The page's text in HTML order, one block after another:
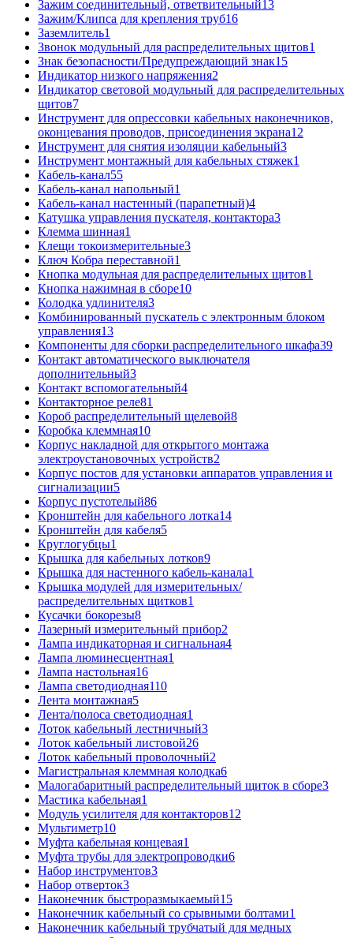
Зажим соединительный, ответвительный13
Зажим/Клипса для крепления труб16
Заземлитель1
Звонок модульный для распределительных щитов1
Знак безопасности/Предупреждающий знак15
Индикатор низкого напряжения2
Индикатор световой модульный для распределительных
щитов7
Инструмент для опрессовки кабельных наконечников,
оконцевания проводов, присоединения экрана12
Инструмент для снятия изоляции кабельный3
Инструмент монтажный для кабельных стяжек1
Кабель-канал55
Кабель-канал напольный1
Кабель-канал настенный (парапетный)4
Катушка управления пускателя, контактора3
Клемма шинная1
Клещи токоизмерительные3
Ключ Кобра переставной1
Кнопка модульная для распределительных щитов1
Кнопка нажимная в сборе10
Колодка удлинителя3
Комбинированный пускатель с электронным блоком
управления13
Компоненты для сборки распределительного шкафа39
Контакт автоматического выключателя
дополнительный3
Контакт вспомогательный4
Контакторное реле81
Короб распределительный щелевой8
Коробка клеммная10
Корпус накладной для открытого монтажа
электроустановочных устройств2
Корпус постов для установки аппаратов управления и
сигнализации5
Корпус пустотелый86
Кронштейн для кабельного лотка14
Кронштейн для кабеля5
Круглогубцы1
Крышка для кабельных лотков9
Крышка для настенного кабель-канала1
Крышка модулей для измерительных/
распределительных щитков1
Кусачки бокорезы8
Лазерный измерительный прибор2
Лампа индикаторная и сигнальная4
Лампа люминесцентная1
Лампа настольная16
Лампа светодиодная110
Лента монтажная5
Лента/полоса светодиодная1
Лоток кабельный лестничный3
Лоток кабельный листовой26
Лоток кабельный проволочный2
Магистральная клеммная колодка6
Малогабаритный распределительный щиток в сборе3
Мастика кабельная1
Модуль усилителя для контакторов12
Мультиметр10
Муфта кабельная концевая1
Муфта трубы для электропроводки6
Набор инструментов3
Набор отверток3
Наконечник быстроразмыкаемый15
Наконечник кабельный со срывными болтами1
Наконечник кабельный трубчатый для медных